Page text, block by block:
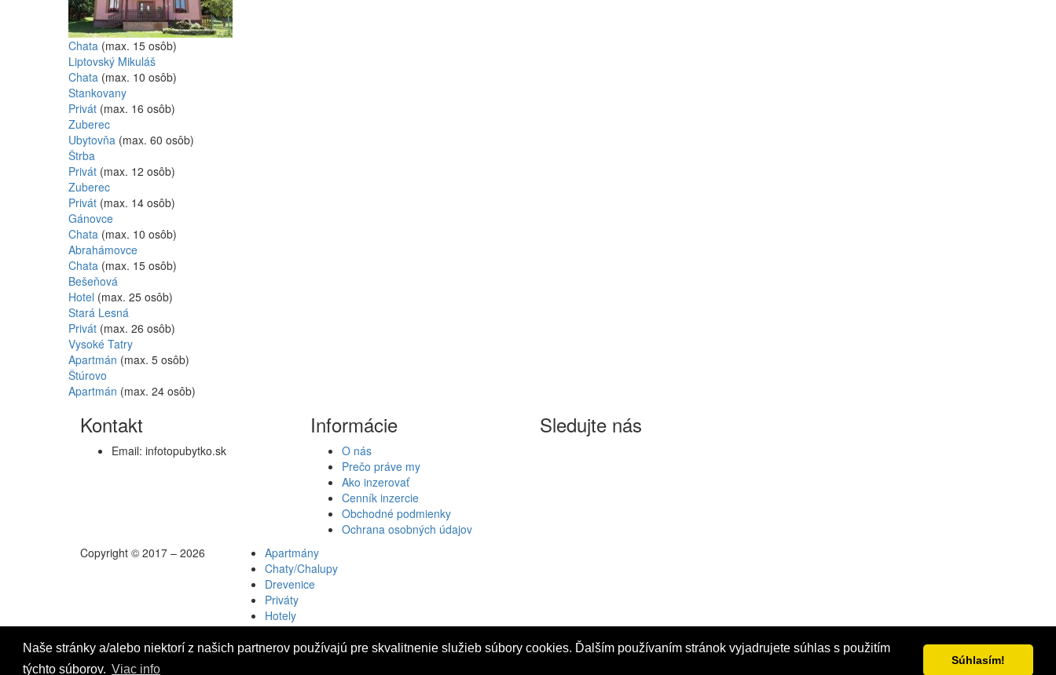
Naše stránky a/alebo niektorí z našich partnerov používajú pre skvalitnenie služieb súbory cookies. Ďalším používaním stránok vyjadrujete súhlas s použitím
týchto súborov. Viac info
Súhlasím!
Chata (max. 15 osôb)
Liptovský Mikuláš
Chata (max. 10 osôb)
Stankovany
Privát (max. 16 osôb)
Zuberec
Ubytovňa (max. 60 osôb)
Štrba
Privát (max. 12 osôb)
Zuberec
Privát (max. 14 osôb)
Gánovce
Chata (max. 10 osôb)
Abrahámovce
Chata (max. 15 osôb)
Bešeňová
Hotel (max. 25 osôb)
Stará Lesná
Privát (max. 26 osôb)
Vysoké Tatry
Apartmán (max. 5 osôb)
Štúrovo
Apartmán (max. 24 osôb)
Kontakt
Email: infotopubytko.sk
Informácie
O nás
Prečo práve my
Ako inzerovať
Cenník inzercie
Obchodné podmienky
Ochrana osobných údajov
Sledujte nás
Copyright © 2017 – 2026
Apartmány
Chaty/Chalupy
Drevenice
Priváty
Hotely
Penzióny
Ubytovne